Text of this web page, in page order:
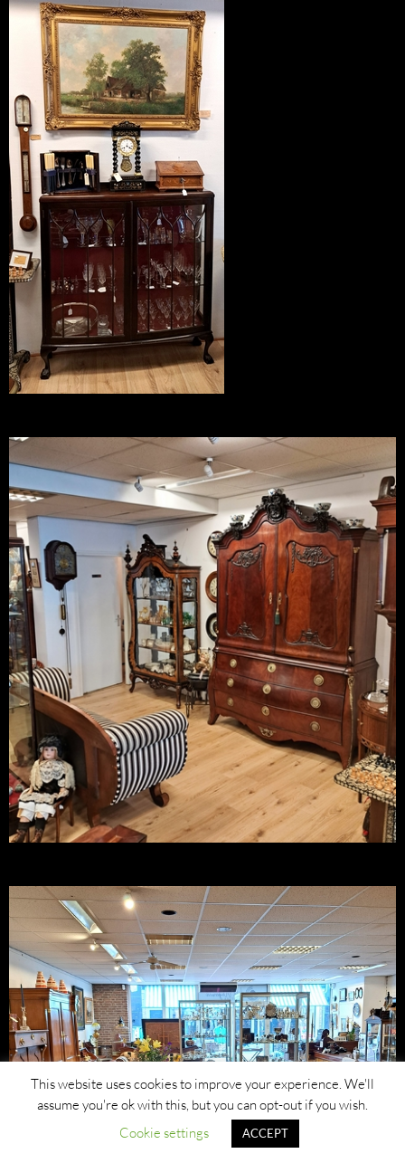
This website uses cookies to improve your experience. We'll
assume you're ok with this, but you can opt-out if you wish.
Cookie settings
ACCEPT